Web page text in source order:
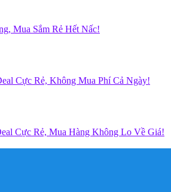
Mua Sắm Rẻ Hết Nấc!
Cực Rẻ, Không Mua Phí Cả Ngày!
Cực Rẻ, Mua Hàng Không Lo Về Giá!